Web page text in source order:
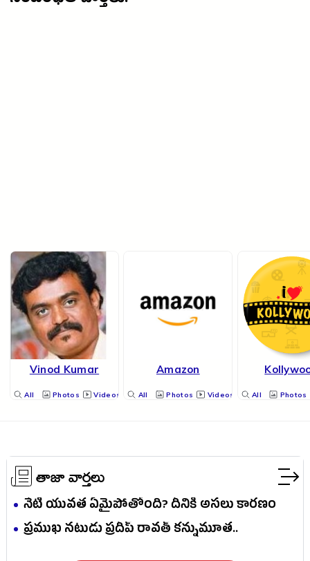
Vinod Kumar
All Photos Videos
Amazon
All Photos Videos All Photos
తాజా వార్తలు
నేటి యువత ఏమైపోతోంది? దీనికి అసలు కారణం
ఎవరు?
ప్రముఖ నటుడు ప్రదీప్ రావత్ కన్నుమూత..